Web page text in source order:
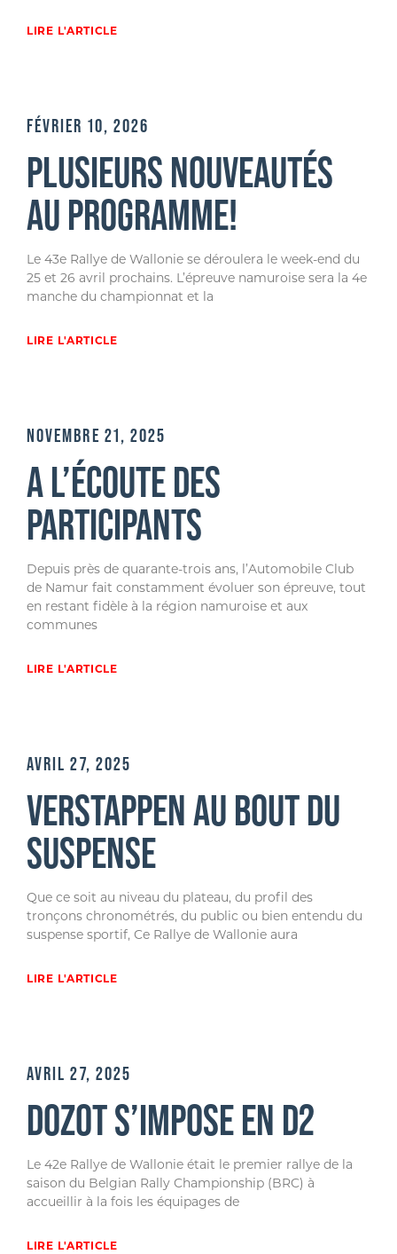
LIRE L'ARTICLE
PLUSIEURS NOUVEAUTÉS
AU PROGRAMME!
FÉVRIER 10, 2026
Le 43e Rallye de Wallonie se déroulera le week-end du
25 et 26 avril prochains. L’épreuve namuroise sera la 4e
manche du championnat et la
LIRE L'ARTICLE
A L’ÉCOUTE DES
PARTICIPANTS
NOVEMBRE 21, 2025
Depuis près de quarante-trois ans, l’Automobile Club
de Namur fait constamment évoluer son épreuve, tout
en restant fidèle à la région namuroise et aux
communes
LIRE L'ARTICLE
VERSTAPPEN AU BOUT DU
SUSPENSE
AVRIL 27, 2025
Que ce soit au niveau du plateau, du profil des
tronçons chronométrés, du public ou bien entendu du
suspense sportif, Ce Rallye de Wallonie aura
LIRE L'ARTICLE
DOZOT S’IMPOSE EN D2
AVRIL 27, 2025
Le 42e Rallye de Wallonie était le premier rallye de la
saison du Belgian Rally Championship (BRC) à
accueillir à la fois les équipages de
LIRE L'ARTICLE